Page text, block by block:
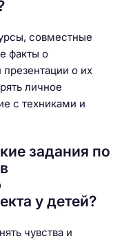
совместные
факты о
о их
личное
с техниками и
задания по
у детей?
чувства и